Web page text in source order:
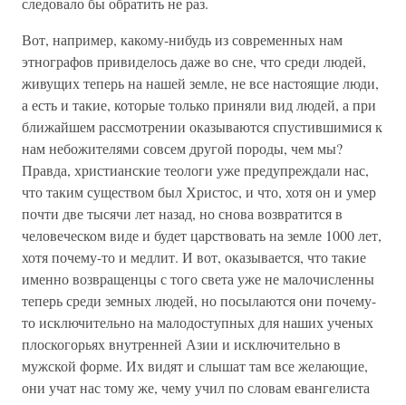
Вот, например, какому-нибудь из современных нам
этнографов привиделось даже во сне, что среди людей,
живущих теперь на нашей земле, не все настоящие люди,
а есть и такие, которые только приняли вид людей, а при
ближайшем рассмотрении оказываются спустившимися к
нам небожителями совсем другой породы, чем мы?
Правда, христианские теологи уже предупреждали нас,
что таким существом был Христос, и что, хотя он и умер
почти две тысячи лет назад, но снова возвратится в
человеческом виде и будет царствовать на земле 1000 лет,
хотя почему-то и медлит. И вот, оказывается, что такие
именно возвращенцы с того света уже не малочисленны
теперь среди земных людей, но посылаются они почему-
то исключительно на малодоступных для наших ученых
плоскогорьях внутренней Азии и исключительно в
мужской форме. Их видят и слышат там все желающие,
они учат нас тому же, чему учил по словам евангелиста